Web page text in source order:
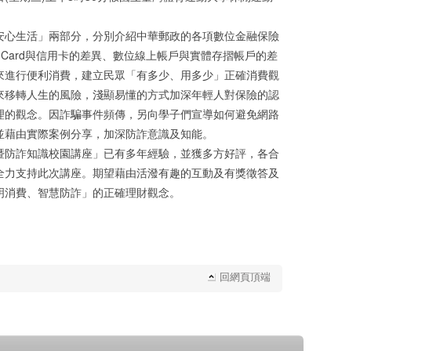
生活」兩部分，分別介紹中華郵政的各項數位金融保險
與信用卡的差異、數位線上帳戶與實體存摺帳戶的差
行便利消費，建立民眾「有多少、用多少」正確消費觀
轉人生的風險，淺顯易懂的方式加深年輕人對保險的認
觀念。因詐騙事件頻傳，另向學子們宣導如何避免網路
由實際案例分享，加深防詐意識及知能。
詐知識校園講座」已有多年經驗，並獲多方好評，各合
支持此次講座。期望藉由活潑有趣的互動及有獎徵答及
費、智慧防詐」的正確理財觀念。
回網頁頂端